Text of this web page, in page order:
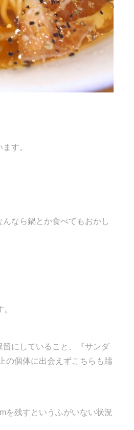
す。
なら鍋とか食べてもおかし
にしていること、『サンダ
の個体に出会えずこちらも躊
を残すというふがいない状況